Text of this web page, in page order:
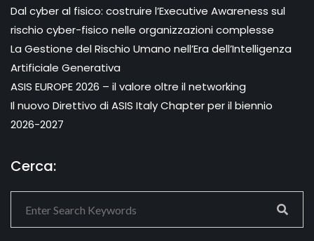
Dal cyber al fisico: costruire l’Executive Awareness sul
rischio cyber-fisico nelle organizzazioni complesse
La Gestione del Rischio Umano nell’Era dell’Intelligenza
Artificiale Generativa
ASIS EUROPE 2026 – il valore oltre il networking
Il nuovo Direttivo di ASIS Italy Chapter per il biennio
2026-2027
Cerca: